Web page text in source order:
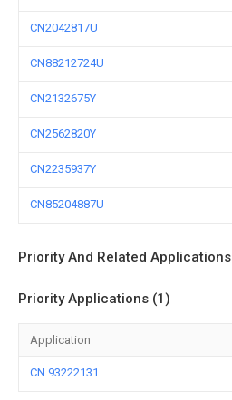
CN2042817U
CN88212724U
CN2132675Y
CN2562820Y
CN2235937Y
CN85204887U
Priority And Related Applications
Priority Applications (1)
Application
CN 93222131